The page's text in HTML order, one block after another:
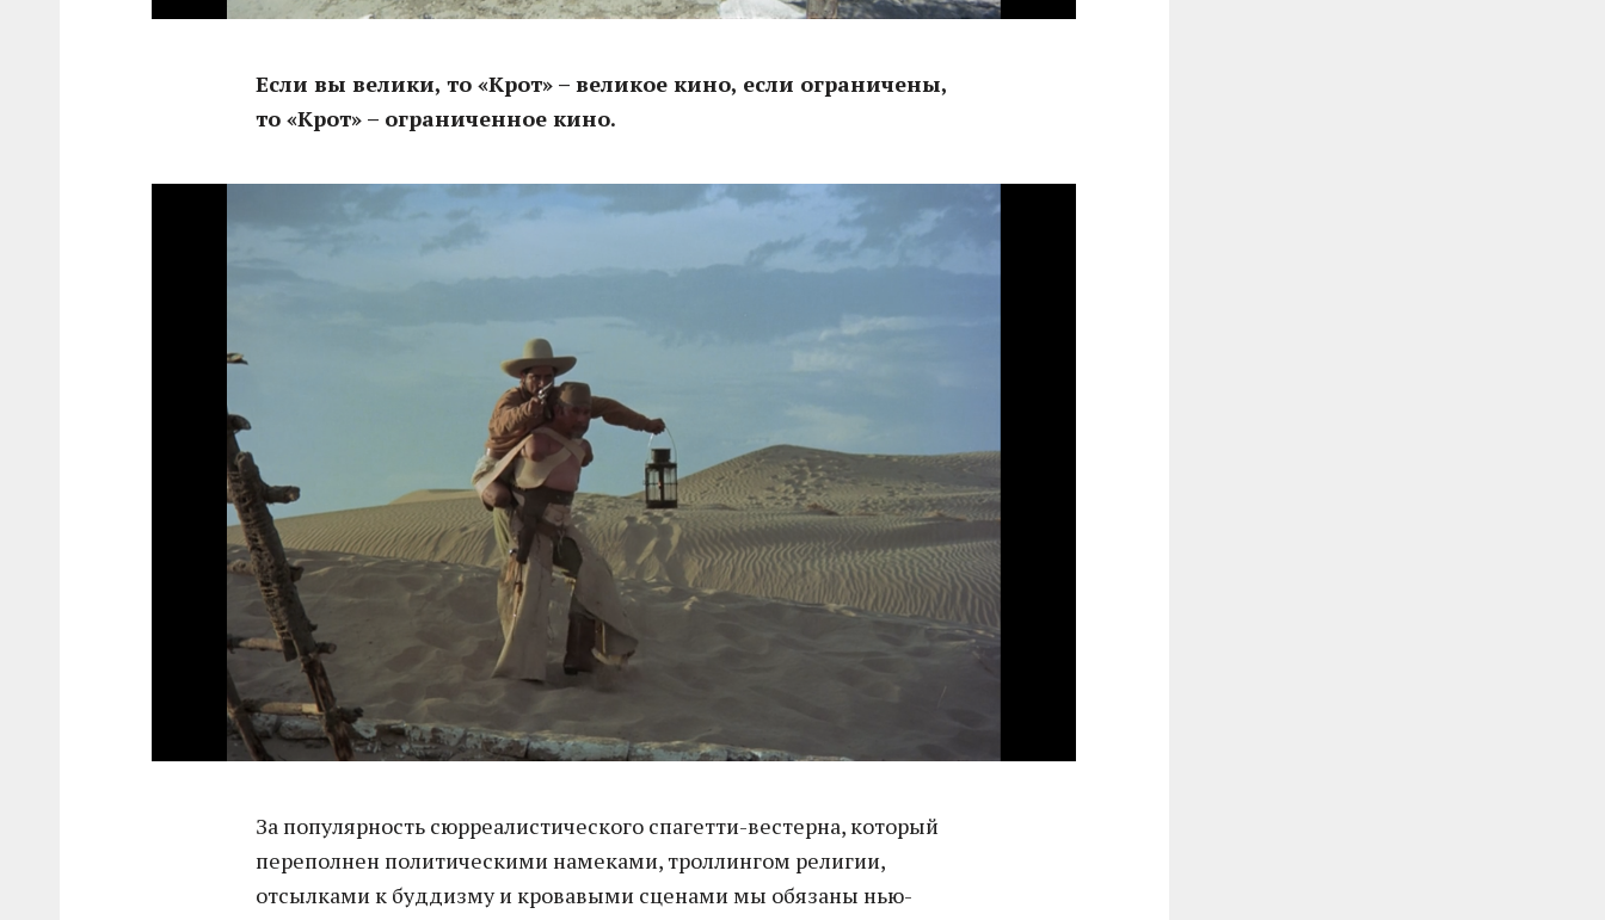
Если вы велики, то «Крот» – великое кино, если ограничены,
то «Крот» – ограниченное кино.
За популярность сюрреалистического спагетти-вестерна, который
переполнен политическими намеками, троллингом религии,
отсылками к буддизму и кровавыми сценами мы обязаны нью-